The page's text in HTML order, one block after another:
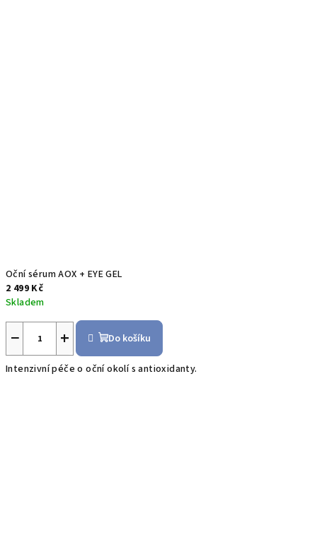
Oční sérum AOX + EYE GEL
2 499 Kč
Skladem
+
− Do košíku
Intenzivní péče o oční okolí s antioxidanty.